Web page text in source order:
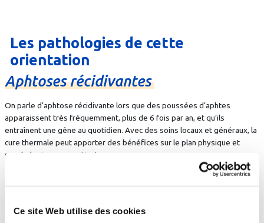
Ce site Web utilise des cookies
Les pathologies de cette
orientation
Aphtosesrécidivantes
On parle d’aphtose récidivante lors que des poussées d’aphtes
apparaissent très fréquemment, plus de 6 fois par an, et qu’ils
entraînent une gêne au quotidien. Avec des soins locaux et généraux, la
cure thermale peut apporter des bénéfices sur le plan physique et
psychologique aux patients.